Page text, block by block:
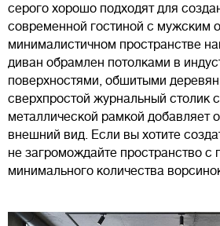
серого хорошо подходят для
современной гостиной с мужским
минималистичном пространстве
диван обрамлен потолками в
поверхностями, обшитыми
сверхпростой журнальный столик
металлической рамкой добавляет
внешний вид. Если вы хотите
не загромождайте пространство
минимального количества